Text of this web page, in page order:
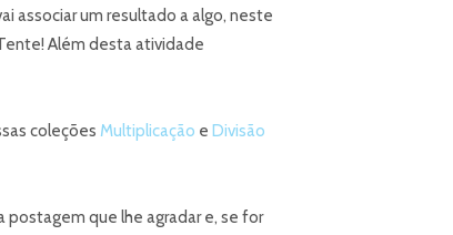
associar um resultado a algo, neste
Além desta atividade
coleções Multiplicação e Divisão
postagem que lhe agradar e, se for